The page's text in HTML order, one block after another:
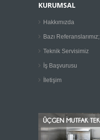
KURUMSAL
Hakkımızda
Bazı Referanslarımız;
Teknik Servisimiz
İş Başvurusu
İletişim